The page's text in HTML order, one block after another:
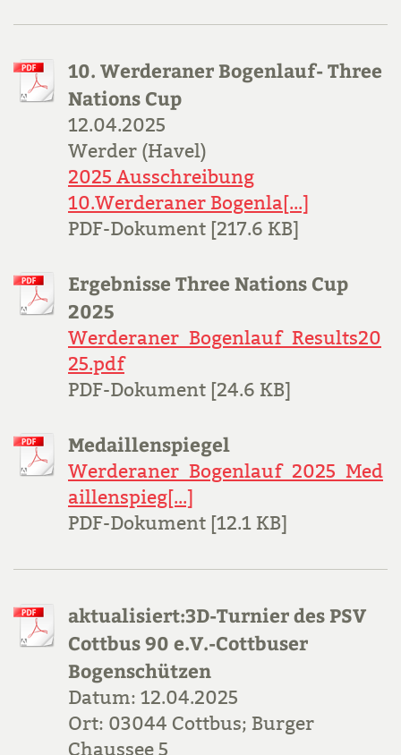
10. Werderaner Bogenlauf- Three
Nations Cup
12.04.2025
Werder (Havel)
2025 Ausschreibung
10.Werderaner Bogenla[...]
PDF-Dokument [217.6 KB]
Ergebnisse Three Nations Cup
2025
Werderaner_Bogenlauf_Results20
25.pdf
PDF-Dokument [24.6 KB]
Medaillenspiegel
Werderaner_Bogenlauf_2025_Med
aillenspieg[...]
PDF-Dokument [12.1 KB]
aktualisiert:3D-Turnier des PSV
Cottbus 90 e.V.-Cottbuser
Bogenschützen
Datum: 12.04.2025
Ort: 03044 Cottbus; Burger
Chaussee 5